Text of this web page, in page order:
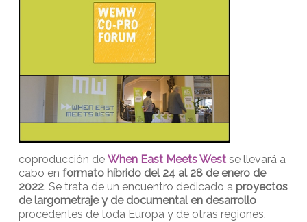
coproducción de When East Meets Westse llevará a
cabo en formato híbrido del 24 al 28 de enero de
2022. Se trata de un encuentro dedicado a proyectos
de largometraje y de documental en desarrollo
procedentes de toda Europa y de otras regiones.